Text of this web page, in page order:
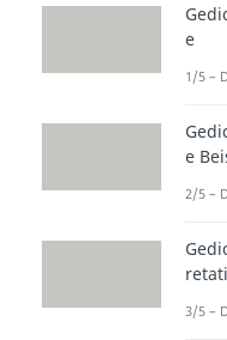
zum
In
dem
wie
e
1/5 –
e
2/5 –
3/5 –